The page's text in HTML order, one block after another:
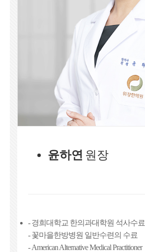
윤하연 원장
- 경희대학교 한의과대학원 석사수료
- 꽃마을한방병원 일반수련의 수료
- American Alternative Medical Practitioner